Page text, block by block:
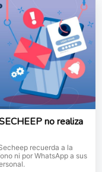
no realiza
recuerda a la
ni por WhatsApp a sus